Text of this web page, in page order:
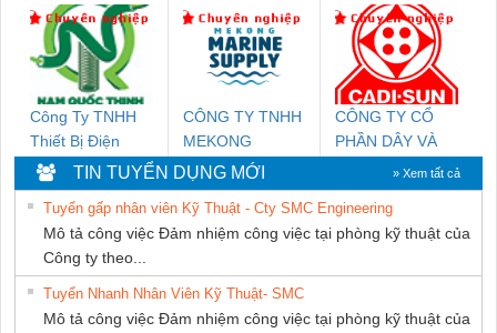
Công Ty TNHH
Thiết Bị Điện
Nam Quốc Thịnh
CÔNG TY TNHH
MEKONG
MARINE
SUPPLY
CÔNG TY CỔ
PHẦN DÂY VÀ
CÁP ĐIỆN
THƯỢNG ĐÌNH
TIN TUYỂN DỤNG MỚI » Xem tất cả
Tuyển gấp nhân viên Kỹ Thuật - Cty SMC Engineering
Mô tả công việc Đảm nhiệm công việc tại phòng kỹ thuật của
Công ty theo...
Tuyển Nhanh Nhân Viên Kỹ Thuật- SMC
Mô tả công việc Đảm nhiệm công việc tại phòng kỹ thuật của